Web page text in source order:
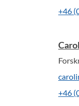
+46
+46